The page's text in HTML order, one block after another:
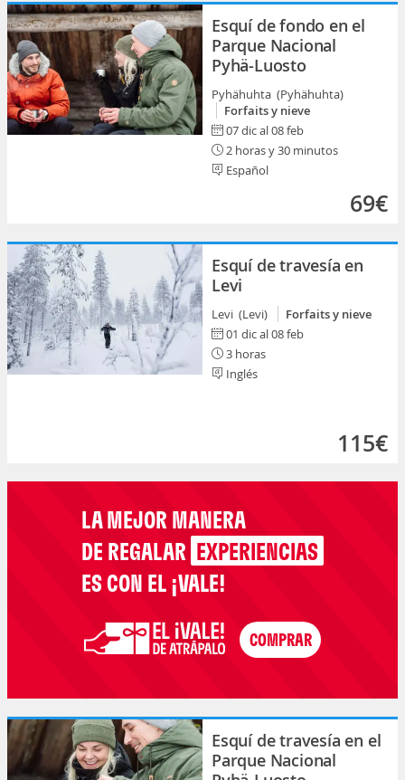
Esquí de fondo en el
Parque Nacional
Pyhä-Luosto
Pyhähuhta (Pyhähuhta)
Forfaits y nieve
07 dic al 08 feb
2 horas y 30 minutos
Español
69€
Esquí de travesía en
Levi
Levi (Levi)
Forfaits y nieve
01 dic al 08 feb
3 horas
Inglés
115€
LA MEJOR MANERA
DE REGALAR EXPERIENCIAS
ES CON EL ¡VALE!
Esquí de travesía en el
Parque Nacional